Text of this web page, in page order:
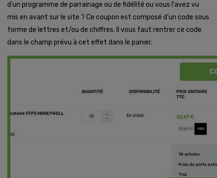
d'un programme de parrainage ou de fidélité ou vous l'avez vu
mis en avant sur le site ? Ce coupon est composé d'un code sous
forme de lettres et/ou de chiffres. Il vous faut rentrer ce code
dans le champ prévu à cet effet dans le panier.